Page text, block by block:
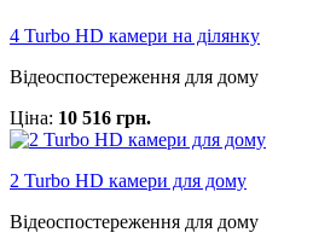
4 Turbo HD камери на ділянку
Відеоспостереження для дому
Ціна: 10 516 грн.
2 Turbo HD камери для дому
Відеоспостереження для дому